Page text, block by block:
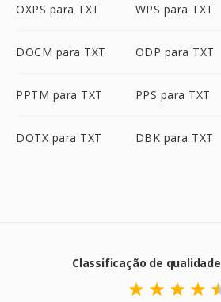
OXPS para TXT WPS para TXT
DOCM para TXT ODP para TXT
PPTM para TXT PPS para TXT
DOTX para TXT DBK para TXT
Classificação de